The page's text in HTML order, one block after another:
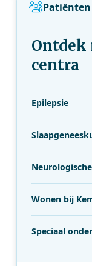
Ontdek
centra
Epilepsie
Wonen bij
Speciaal